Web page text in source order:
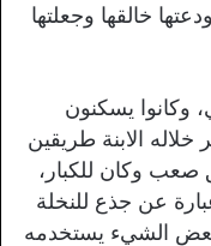
خالقها وجعلتها
وكانوا يسكنون
الابنة طريقين
وكان للكبار،
عن جذع للنخلة
الشيء يستخدمه